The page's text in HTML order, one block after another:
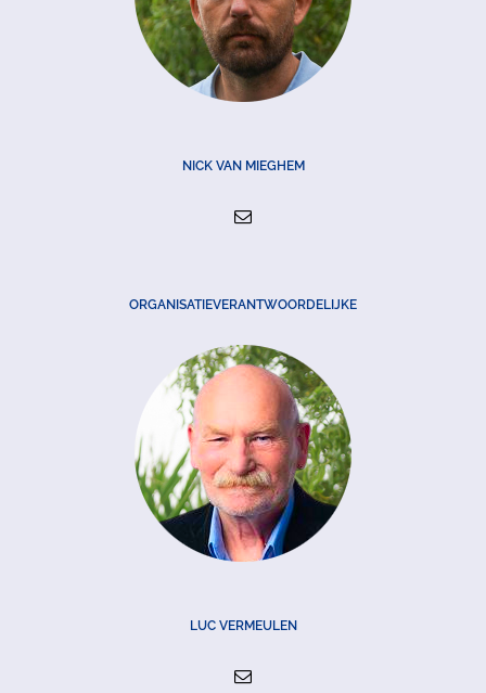
NICK VAN MIEGHEM
ORGANISATIEVERANTWOORDELIJKE
LUC VERMEULEN